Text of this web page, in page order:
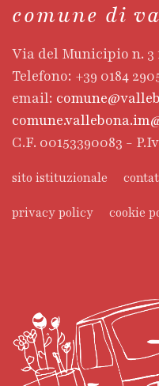
comune di
Via del Municipio n. 3
Telefono: +39 0184
email:
C.F. 00153390083 -
sito istituzionale
privacy policy cookie